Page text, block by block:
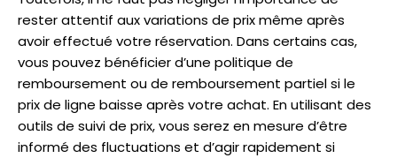
rester attentif aux variations de prix même après
avoir effectué votre réservation. Dans certains cas,
vous pouvez bénéficier d’une politique de
remboursement ou de remboursement partiel si le
prix de ligne baisse après votre achat. En utilisant des
outils de suivi de prix, vous serez en mesure d’être
informé des fluctuations et d’agir rapidement si